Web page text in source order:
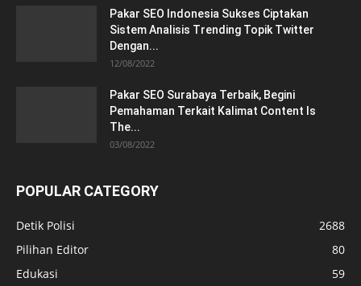
Pakar SEO Indonesia Sukses Ciptakan
Sistem Analisis Trending Topik Twitter
Dengan...
12/08/2022
Pakar SEO Surabaya Terbaik, Begini
Pemahaman Terkait Kalimat Content Is
The...
03/08/2022
POPULAR CATEGORY
Detik Polisi
2688
Pilihan Editor
80
Edukasi
59